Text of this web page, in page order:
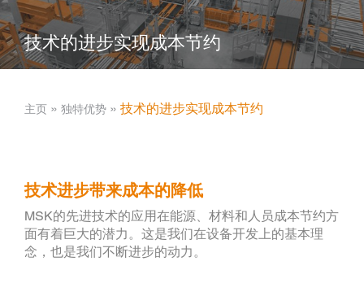
技术的进步实现成本节约
主页 ­ » ­ 独特优势 ­ » ­ 技术的进步实现成本节约
技术进步带来成本的降低
MSK的先进技术的应用在能源、材料和人员成本节约方
面有着巨大的潜力。这是我们在设备开发上的基本理
念，也是我们不断进步的动力。